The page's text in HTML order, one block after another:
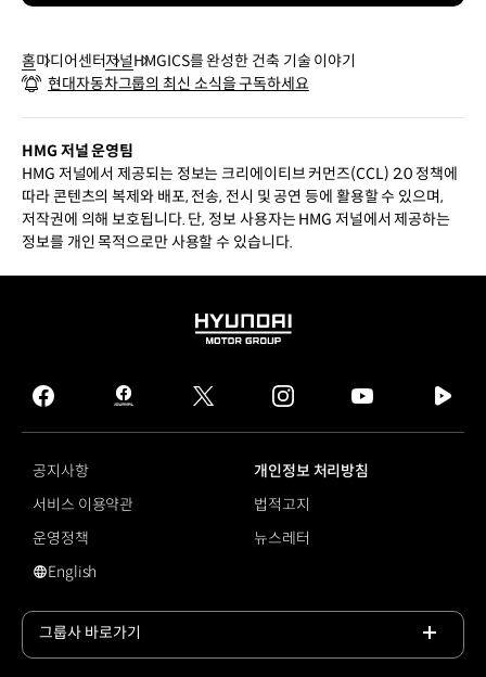
홈미디어센터저널HMGICS를 완성한 건축 기술 이야기
현대자동차그룹의 최신 소식을 구독하세요
HMG 저널 운영팀
HMG 저널에서 제공되는 정보는 크리에이티브 커먼즈(CCL) 2.0 정책에
따라 콘텐츠의 복제와 배포, 전송, 전시 및 공연 등에 활용할 수 있으며,
저작권에 의해 보호됩니다. 단, 정보 사용자는 HMG 저널에서 제공하는
정보를 개인 목적으로만 사용할 수 있습니다.
HYUNDAI
GROUP
facebook
hmg
journal
twitter instagram
tv
공지사항
개인정보 처리방침
서비스 이용약관
법적고지
운영정책
뉴스레터
영문 사이트로 이동
English
그룹사 바로가기